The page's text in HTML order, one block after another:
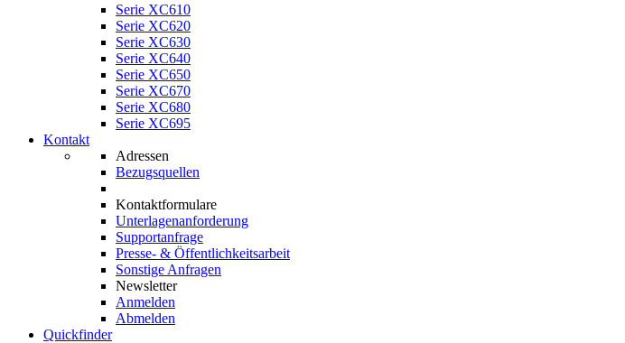
Serie XC610
Serie XC620
Serie XC630
Serie XC640
Serie XC650
Serie XC670
Serie XC680
Serie XC695
Kontakt
Adressen
Bezugsquellen
Kontaktformulare
Unterlagenanforderung
Supportanfrage
Presse- & Öffentlichkeitsarbeit
Sonstige Anfragen
Newsletter
Anmelden
Abmelden
Quickfinder